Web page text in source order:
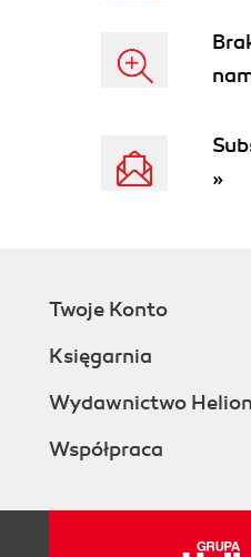
Rozdział 3.
Konstruktor i
(108)
Właściwości (111)
(ang. auto-
Operatory
Definiowanie typów
»
Twoje Konto
Księgarnia
Wydawnictwo Helion
Współpraca